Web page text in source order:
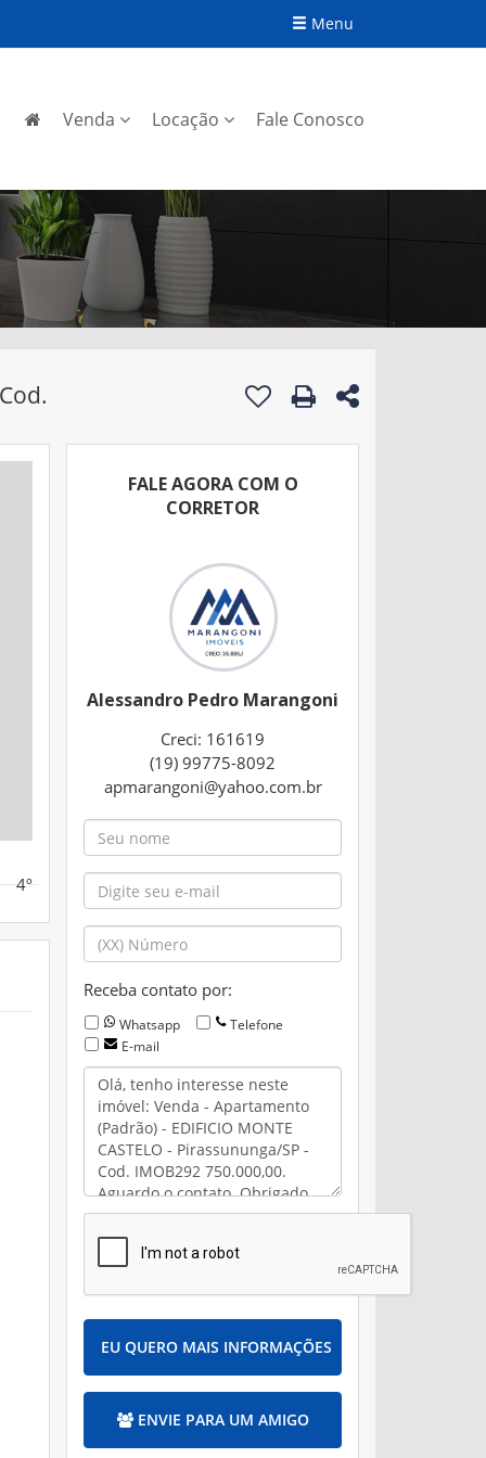
Menu
Venda Locação Fale Conosco
4º
FALE AGORA COM O
CORRETOR
Alessandro Pedro Marangoni
Creci: 161619
(19) 99775-8092
apmarangoni@yahoo.com.br
Receba contato por:
Whatsapp
Telefone
E-mail
EU QUERO MAIS INFORMAÇÕES
ENVIE PARA UM AMIGO